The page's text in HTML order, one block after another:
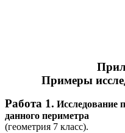
Примеры
Работа 1. Исследование
данного периметра
(геометрия 7 класс).